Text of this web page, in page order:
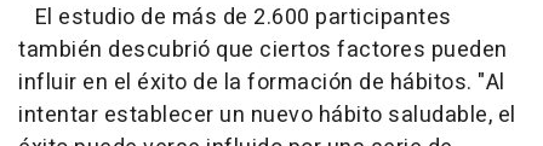
El estudio de más de 2.600 participantes
también descubrió que ciertos factores pueden
influir en el éxito de la formación de hábitos. "Al
intentar establecer un nuevo hábito saludable, el